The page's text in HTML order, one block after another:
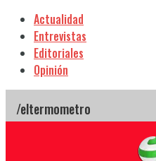
Actualidad
Entrevistas
Editoriales
Opinión